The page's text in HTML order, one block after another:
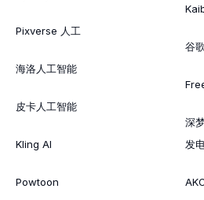
Pixverse 人工
海洛人工智能
皮卡人工智能
Kling AI
Powtoon
谷
深
发